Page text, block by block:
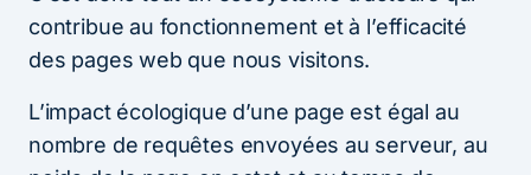
contribue au fonctionnement et à l’efficacité
des pages web que nous visitons.
L’impact écologique d’une page est égal au
nombre de requêtes envoyées au serveur, au